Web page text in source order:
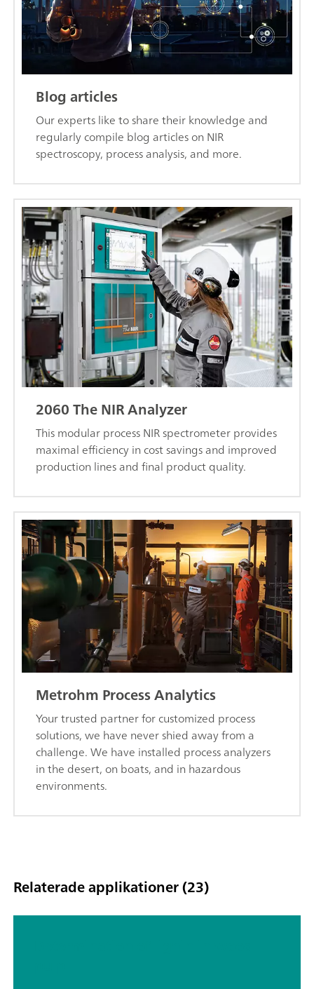
Blog articles
Our experts like to share their knowledge and
regularly compile blog articles on NIR
spectroscopy, process analysis, and more.
2060 The NIR Analyzer
This modular process NIR spectrometer provides
maximal efficiency in cost savings and improved
production lines and final product quality.
Metrohm Process Analytics
Your trusted partner for customized process
solutions, we have never shied away from a
challenge. We have installed process analyzers
in the desert, on boats, and in hazardous
environments.
Relaterade applikationer (23)